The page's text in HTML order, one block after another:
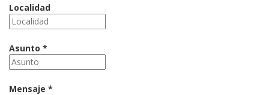
Localidad
Asunto *
Mensaje *